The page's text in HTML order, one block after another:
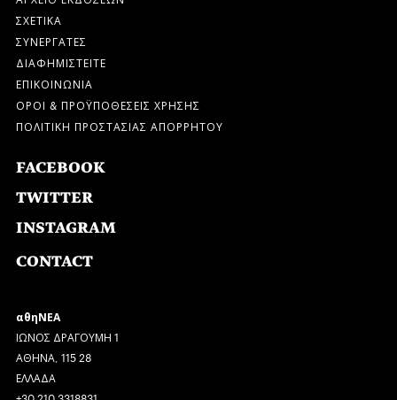
ΣΧΕΤΙΚΑ
ΣΥΝΕΡΓΑΤΕΣ
ΔΙΑΦΗΜΙΣΤΕΙΤΕ
ΕΠΙΚΟΙΝΩΝΙΑ
ΟΡΟΙ & ΠΡΟΫΠΟΘΕΣΕΙΣ ΧΡΗΣΗΣ
ΠΟΛΙΤΙΚΗ ΠΡΟΣΤΑΣΙΑΣ ΑΠΟΡΡΗΤΟΥ
FACEBOOK
TWITTER
INSTAGRAM
CONTACT
αθηΝΕΑ
ΙΩΝΟΣ ΔΡΑΓΟΥΜΗ 1
ΑΘΗΝΑ, 115 28
ΕΛΛΑΔΑ